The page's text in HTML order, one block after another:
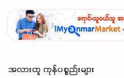
အလားတူ ကုန်ပစ္စည်းများ